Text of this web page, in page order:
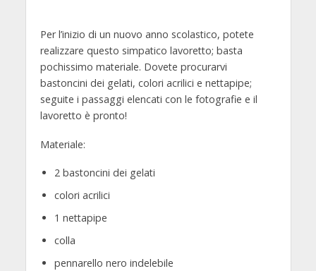
Per l’inizio di un nuovo anno scolastico, potete
realizzare questo simpatico lavoretto; basta
pochissimo materiale. Dovete procurarvi
bastoncini dei gelati, colori acrilici e nettapipe;
seguite i passaggi elencati con le fotografie e il
lavoretto è pronto!
Materiale:
2 bastoncini dei gelati
colori acrilici
1 nettapipe
colla
pennarello nero indelebile